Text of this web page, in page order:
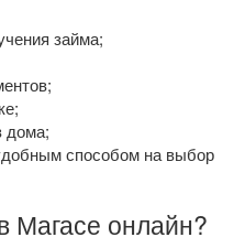
займа;
дома;
способом на выбор
Магасе онлайн?